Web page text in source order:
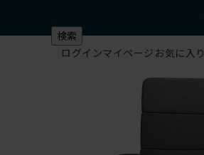
検索
ログインマイページ お気に入り